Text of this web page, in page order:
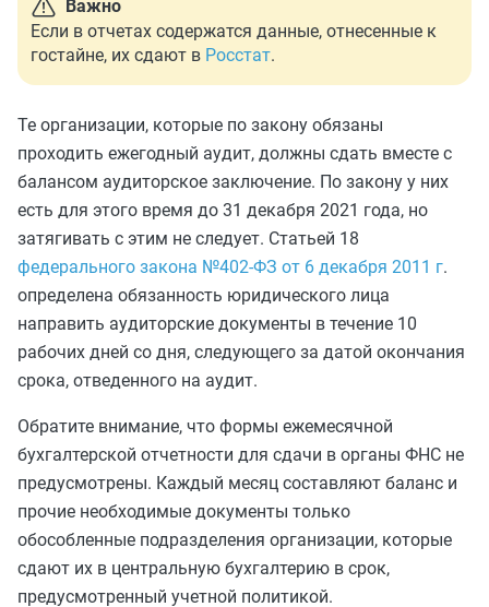
Важно
Если в отчетах содержатся данные, отнесенные к
гостайне, их сдают в Росстат.
Те организации, которые по закону обязаны
проходить ежегодный аудит, должны сдать вместе с
балансом аудиторское заключение. По закону у них
есть для этого время до 31 декабря 2021 года, но
затягивать с этим не следует. Статьей 18
федерального закона №402-ФЗ от 6 декабря 2011 г.
определена обязанность юридического лица
направить аудиторские документы в течение 10
рабочих дней со дня, следующего за датой окончания
срока, отведенного на аудит.
Обратите внимание, что формы ежемесячной
бухгалтерской отчетности для сдачи в органы ФНС не
предусмотрены. Каждый месяц составляют баланс и
прочие необходимые документы только
обособленные подразделения организации, которые
сдают их в центральную бухгалтерию в срок,
предусмотренный учетной политикой.